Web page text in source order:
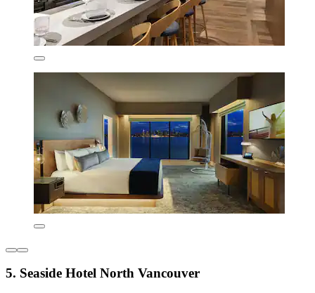
5. Seaside Hotel North Vancouver